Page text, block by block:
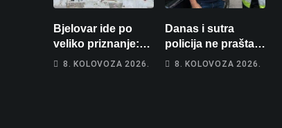
Bjelovar ide po
veliko priznanje:
Hrebak danas u
8. KOLOVOZA 2026.
Danas i sutra
policija ne prašta:
Na cestama su
8. KOLOVOZA 2026.